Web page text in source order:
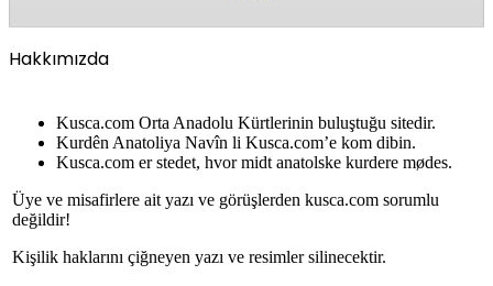
Hakkımızda
Kusca.com Orta Anadolu Kürtlerinin buluştuğu sitedir.
Kurdên Anatoliya Navîn li Kusca.com’e kom dibin.
Kusca.com er stedet, hvor midt anatolske kurdere mødes.
Üye ve misafirlere ait yazı ve görüşlerden kusca.com sorumlu
değildir!
Kişilik haklarını çiğneyen yazı ve resimler silinecektir.